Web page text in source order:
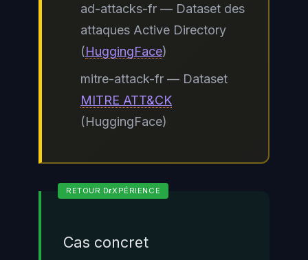
ad-attacks-fr — Dataset des
attaques Active Directory
(HuggingFace)
mitre-attack-fr — Dataset
MITRE ATT&CK
(HuggingFace)
Cas concret